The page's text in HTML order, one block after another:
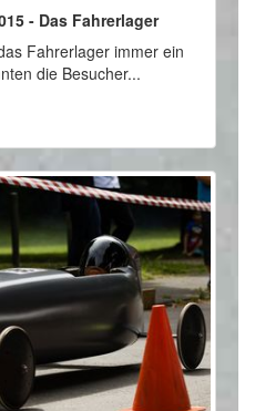
- Das Fahrerlager
Fahrerlager immer ein
die Besucher...